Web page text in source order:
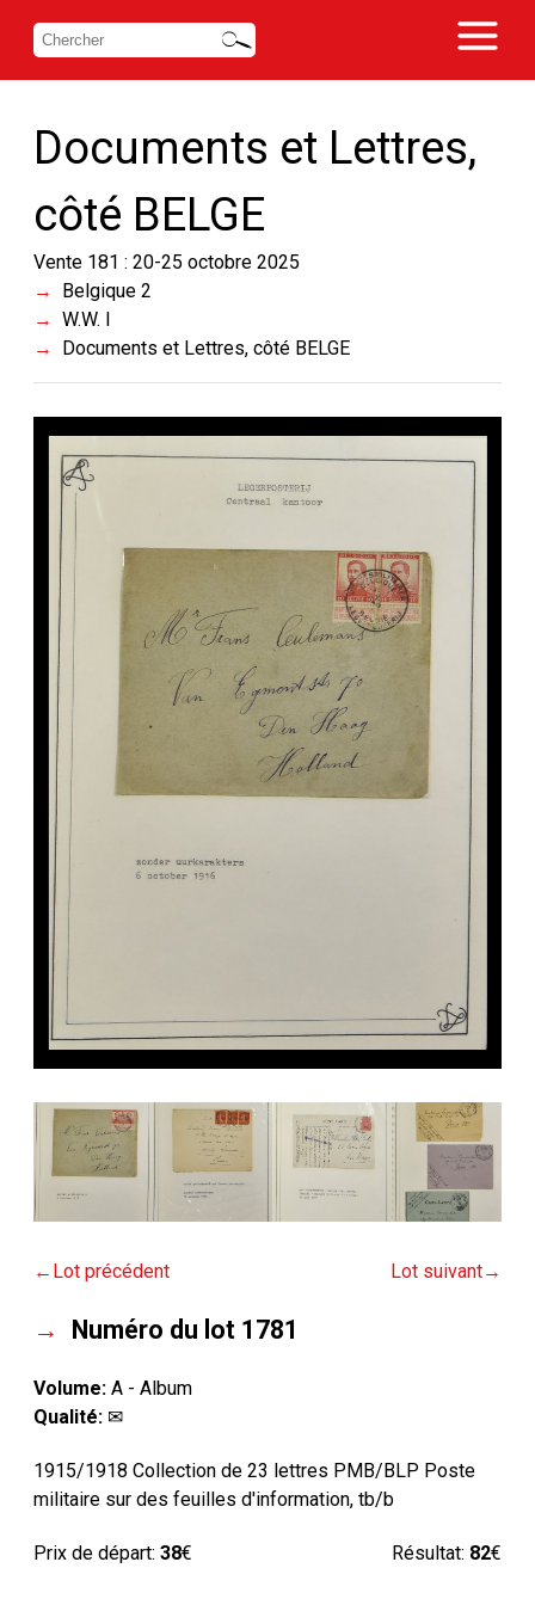
Documents et Lettres,
côté BELGE
Vente 181 : 20-25 octobre 2025
Belgique 2
W.W. I
Documents et Lettres, côté BELGE
Lot précédent Lot suivant
Numéro du lot 1781
Volume: A - Album
Qualité: ✉
1915/1918 Collection de 23 lettres PMB/BLP Poste
militaire sur des feuilles d'information, tb/b
Prix de départ:38€ Résultat: 82€